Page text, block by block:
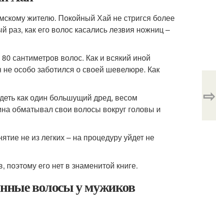
жителю. Покойный Хай не стригся более
как его волос касались лезвия ножниц –
сантиметров волос. Как и всякий иной
особо заботился о своей шевелюре. Как
как один большущий дред, весом
обматывал свои волосы вокруг головы и
не из легких – на процедуру уйдет не
его нет в знаменитой книге.
волосы у мужиков
⇨